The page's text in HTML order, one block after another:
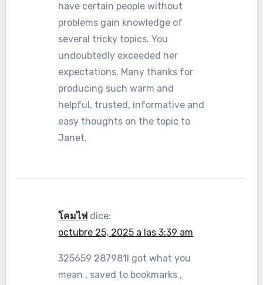
have certain people without
problems gain knowledge of
several tricky topics. You
undoubtedly exceeded her
expectations. Many thanks for
producing such warm and
helpful, trusted, informative and
easy thoughts on the topic to
Janet.
โคมไฟ dice:
octubre 25, 2025 a las 3:39 am
325659 287981I got what you
mean , saved to bookmarks ,